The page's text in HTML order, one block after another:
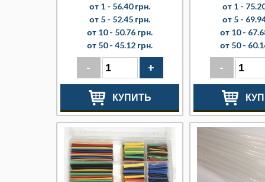
от 1 - 56.40 грн.
от 5 - 52.45 грн.
от 10 - 50.76 грн.
от 50 - 45.12 грн.
- +
КУПИТЬ
от 1 -
от 5 -
от 10 -
от 50 -
-